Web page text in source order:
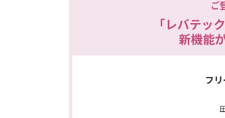
ご
「レバテッ
新機能
フ